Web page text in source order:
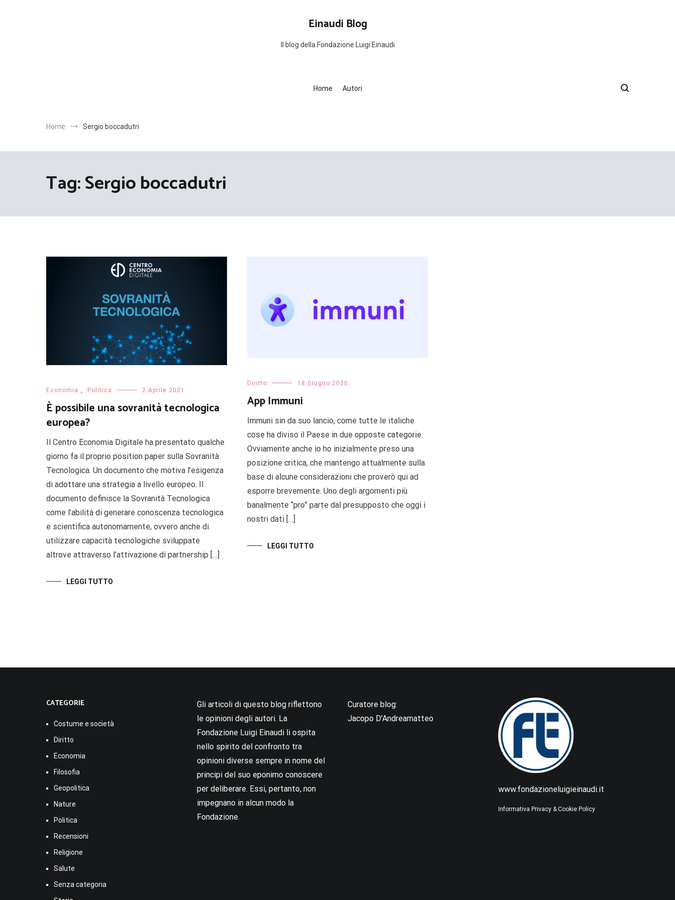
Einaudi Blog
Il blog della Fondazione Luigi Einaudi
Home Autori
Home Sergio boccadutri
Tag:Sergio boccadutri
Economia , Politica 2 Aprile 2021
È possibile una sovranità tecnologica
europea?
Il Centro Economia Digitale ha presentato qualche
giorno fa il proprio position paper sulla Sovranità
Tecnologica. Un documento che motiva l’esigenza
di adottare una strategia a livello europeo. Il
documento definisce la Sovranità Tecnologica
come l’abilità di generare conoscenza tecnologica
e scientifica autonomamente, ovvero anche di
utilizzare capacità tecnologiche sviluppate
altrove attraverso l’attivazione di partnership […]
LEGGI TUTTO
Diritto 18 Giugno 2020
App Immuni
Immuni sin da suo lancio, come tutte le italiche
cose ha diviso il Paese in due opposte categorie.
Ovviamente anche io ho inizialmente preso una
posizione critica, che mantengo attualmente sulla
base di alcune considerazioni che proverò qui ad
esporre brevemente. Uno degli argomenti più
banalmente “pro” parte dal presupposto che oggi i
nostri dati […]
LEGGI TUTTO
CATEGORIE
Costume e società
Diritto
Economia
Filosofia
Geopolitica
Nature
Politica
Recensioni
Religione
Salute
Senza categoria
Gli articoli di questo blog riflettono
le opinioni degli autori. La
Fondazione Luigi Einaudi li ospita
nello spirito del confronto tra
opinioni diverse sempre in nome del
principi del suo eponimo conoscere
per deliberare. Essi, pertanto, non
impegnano in alcun modo la
Fondazione.
Curatore blog:
Jacopo D’Andreamatteo
www.fondazioneluigieinaudi.it
Informativa Privacy & Cookie Policy